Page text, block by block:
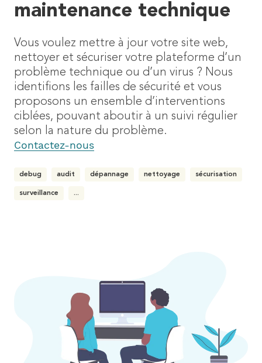
maintenance technique
Vous voulez mettre à jour votre site web,
nettoyer et sécuriser votre plateforme d’un
problème technique ou d’un virus ? Nous
identifions les failles de sécurité et vous
proposons un ensemble d’interventions
ciblées, pouvant aboutir à un suivi régulier
selon la nature du problème.
Contactez-nous
debug audit dépannage nettoyage sécurisation
surveillance ...